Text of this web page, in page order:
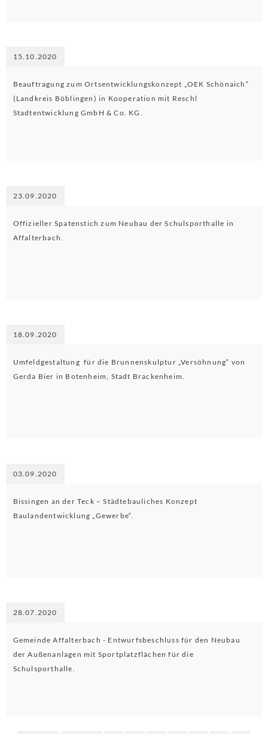
15.10.2020
Beauftragung zum Ortsentwicklungskonzept „OEK Schönaich“
(Landkreis Böblingen) in Kooperation mit Reschl
Stadtentwicklung GmbH & Co. KG.
23.09.2020
Offizieller Spatenstich zum Neubau der Schulsporthalle in
Affalterbach.
18.09.2020
Umfeldgestaltung für die Brunnenskulptur „Versöhnung“ von
Gerda Bier in Botenheim, Stadt Brackenheim.
03.09.2020
Bissingen an der Teck – Städtebauliches Konzept
Baulandentwicklung „Gewerbe“.
28.07.2020
Gemeinde Affalterbach - Entwurfsbeschluss für den Neubau
der Außenanlagen mit Sportplatzflächen für die
Schulsporthalle.